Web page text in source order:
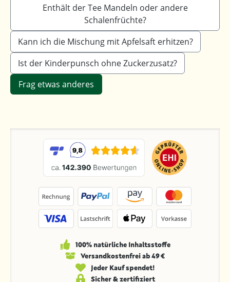
Enthält der Tee Mandeln oder andere
Schalenfrüchte?
Kann ich die Mischung mit Apfelsaft erhitzen?
Ist der Kinderpunsch ohne Zuckerzusatz?
Frag etwas anderes
100% natürliche Inhaltsstoffe
Versandkosten­frei ab 49 €
Jeder Kauf spendet!
Sicher & zertifiziert